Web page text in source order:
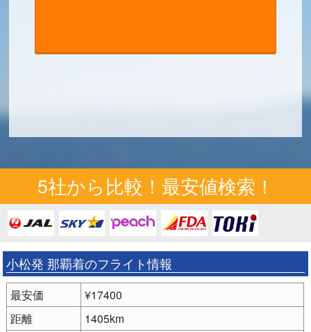
5社から比較！最安値検索！
小松発 那覇着のフライト情報
最安価
¥17400
距離
1405km